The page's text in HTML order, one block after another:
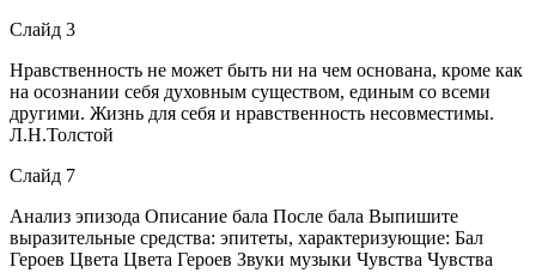
Слайд 3
Нравственность не может быть ни на чем основана, кроме как
на осознании себя духовным существом, единым со всеми
другими. Жизнь для себя и нравственность несовместимы.
Л.Н.Толстой
Слайд 7
Анализ эпизода Описание бала После бала Выпишите
выразительные средства: эпитеты, характеризующие: Бал
Героев Цвета Цвета Героев Звуки музыки Чувства Чувства